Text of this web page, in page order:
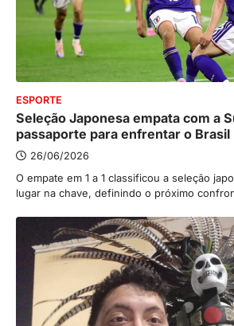
ESPORTE
Seleção Japonesa empata com a
passaporte para enfrentar o
26/06/2026
O empate em 1 a 1 classificou a seleção
lugar na chave, definindo o próximo